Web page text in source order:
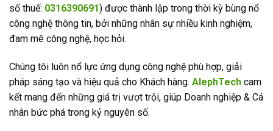
số thuế: 0316390691) được thành lập trong thời kỳ bùng nổ
công nghệ thông tin, bởi những nhân sự nhiều kinh nghiệm,
đam mê công nghệ, học hỏi.
Chúng tôi luôn nổ lực ứng dụng công nghệ phù hợp, giải
pháp sáng tạo và hiệu quả cho Khách hàng. AlephTech cam
kết mang đến những giá trị vượt trội, giúp Doanh nghiệp & Cá
nhân bức phá trong kỷ nguyên số.